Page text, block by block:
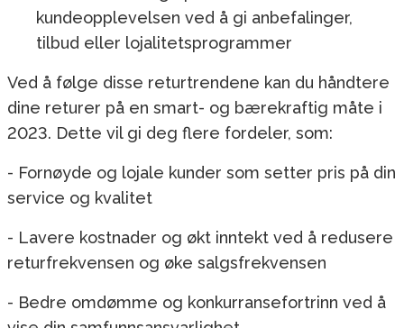
kundeopplevelsen ved å gi anbefalinger,
tilbud eller lojalitetsprogrammer
Ved å følge disse returtrendene kan du håndtere
dine returer på en smart- og bærekraftig måte i
2023. Dette vil gi deg flere fordeler, som:
- Fornøyde og lojale kunder som setter pris på din
service og kvalitet
- Lavere kostnader og økt inntekt ved å redusere
returfrekvensen og øke salgsfrekvensen
- Bedre omdømme og konkurransefortrinn ved å